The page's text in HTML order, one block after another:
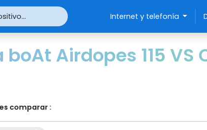
Internet y telefonía
Airdopes 115 VS
comparar :